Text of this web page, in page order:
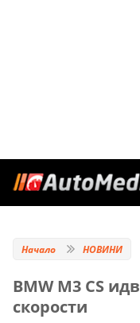
Начало НОВИНИ
BMW M3 CS
скорости